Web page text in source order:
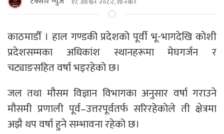
काठमाडौँ । हाल गण्डकी प्रदेशको पूर्वी भू-भागदेखि कोशी
प्रदेशसम्मका अधिकांश स्थानहरूमा मेघगर्जन र
चट्याङसहित वर्षा भइरहेको छ।
जल तथा मौसम विज्ञान विभागका अनुसार वर्षा गराउने
मौसमी प्रणाली पूर्व–उत्तरपूर्वतर्फ सरिरहेकोले ती क्षेत्रमा
अझै थप वर्षा हुने सम्भावना रहेको छ।